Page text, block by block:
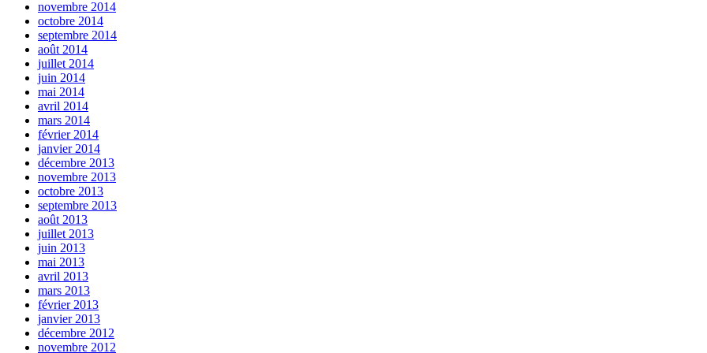
novembre 2014
octobre 2014
septembre 2014
août 2014
juillet 2014
juin 2014
mai 2014
avril 2014
mars 2014
février 2014
janvier 2014
décembre 2013
novembre 2013
octobre 2013
septembre 2013
août 2013
juillet 2013
juin 2013
mai 2013
avril 2013
mars 2013
février 2013
janvier 2013
décembre 2012
novembre 2012